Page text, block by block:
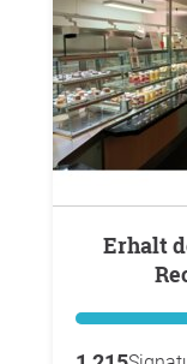
Erhalt des Mensa-Backshops FU